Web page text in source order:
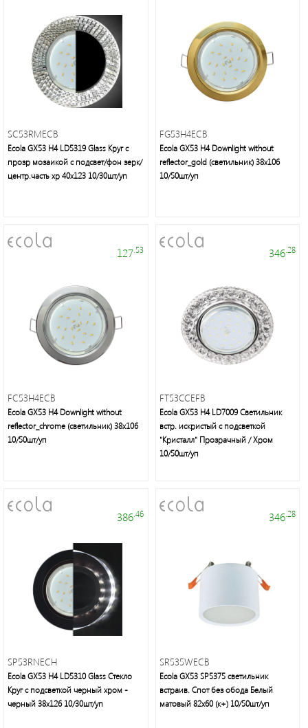
Ночники
Прожекторы
Мелкая
бытовая
техника
Источники
питания
Кабельно-
проводниковая
группа
аксессуары
Блоки
питания
Линейные
светильники
SC53RMECB
Ecola GX53 H4 LD5319 Glass Круг с
прозр мозаикой c подсвет/фон зерк/
центр.часть хр 40x123 10/30шт/уп
FG53H4ECB
Ecola GX53 H4 Downlight without
reflector_gold (светильник) 38x106
10/50шт/уп
127 .53
FC53H4ECB
Ecola GX53 H4 Downlight without
reflector_chrome (светильник) 38x106
10/50шт/уп
346 .28
FT53CCEFB
Ecola GX53 H4 LD7009 Светильник
встр. искристый с подсветкой
"Кристалл" Прозрачный / Хром
10/50шт/уп
386.46
SP53RNECH
Ecola GX53 H4 LD5310 Glass Стекло
Круг с подсветкой черный хром -
черный 38x126 10/30шт/уп
346 .28
SR535WECB
Ecola GX53 SP5375 светильник
встраив. Спот без обода Белый
матовый 82х60 (к+) 10/50шт/уп